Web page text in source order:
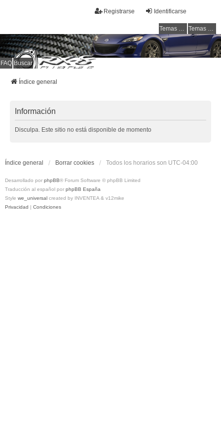
Identificarse
Registrarse
Temas sin respuesta Temas activos
Welcome to all rotarys !!!
FAQ Buscar
Índice general
Información
Disculpa. Este sitio no está disponible de momento
Índice general Borrar cookies Todos los horarios son UTC-04:00
Desarrollado por phpBB® Forum Software © phpBB Limited
Traducción al español por phpBB España
Style we_universal created by INVENTEA & v12mike
Privacidad | Condiciones